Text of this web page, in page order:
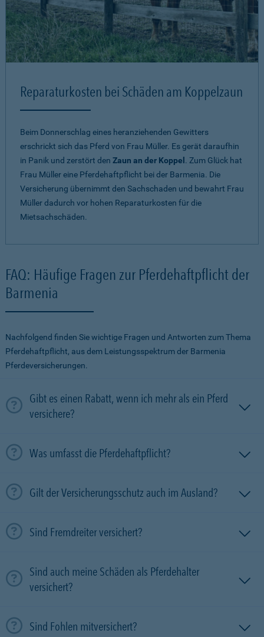
Reparaturkosten bei Schäden am Koppelzaun
Beim Donnerschlag eines heranziehenden Gewitters
erschrickt sich das Pferd von Frau Müller. Es gerät daraufhin
in Panik und zerstört den Zaun an der Koppel . Zum Glück hat
Frau Müller eine Pferdehaftpflicht bei der Barmenia. Die
Versicherung übernimmt den Sachschaden und bewahrt Frau
Müller dadurch vor hohen Reparaturkosten für die
Mietsachschäden.
FAQ: Häufige Fragen zur Pferdehaftpflicht der
Barmenia
Nachfolgend finden Sie wichtige Fragen und Antworten zum Thema
Pferdehaftpflicht, aus dem Leistungsspektrum der Barmenia
Pferdeversicherungen.
Gibt es einen Rabatt, wenn ich mehr als ein Pferd
versichere?
Was umfasst die Pferdehaftpflicht?
Gilt der Versicherungsschutz auch im Ausland?
Sind Fremdreiter versichert?
Sind auch meine Schäden als Pferdehalter
versichert?
Sind Fohlen mitversichert?